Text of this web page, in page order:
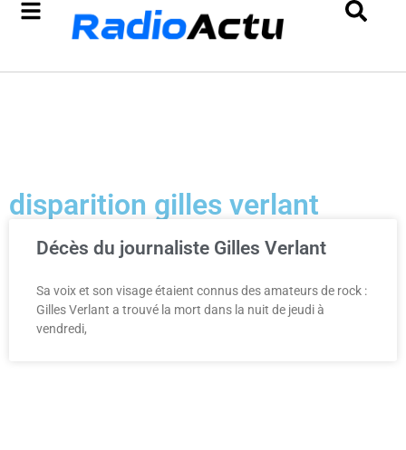
disparition gilles verlant
Décès du journaliste Gilles Verlant
Sa voix et son visage étaient connus des amateurs de rock :
Gilles Verlant a trouvé la mort dans la nuit de jeudi à
vendredi,